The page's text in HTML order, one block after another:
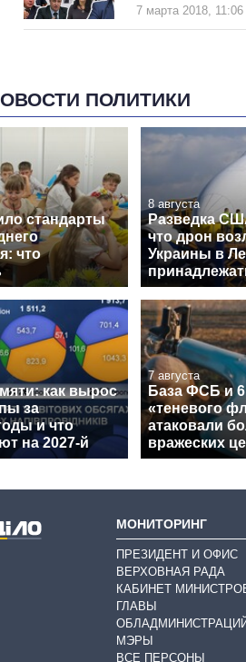
7 марта 2018, 11:06
ПОЛИТИКИ
стандарты
что
8 августа
Разведка
что дрон
Украины в
как вырос
за
и что
на 2027-й
7 августа
База ФСБ и
«теневого
атаковали
вражеских
МОНИТОРИНГ
ПРЕЗИДЕНТ И ОФИС
ВЕРХОВНАЯ РАДА
КАБИНЕТ
ГЛАВЫ
МЭРЫ
ВСЕ ПЕРСОНЫ